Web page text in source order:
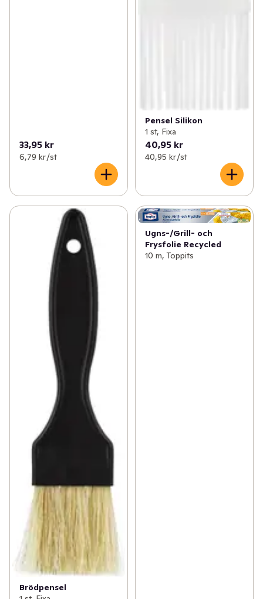
33,95 kr
6,79 kr /st
Pensel Silikon
1 st, Fixa
40,95 kr
40,95 kr /st
Brödpensel
Ugns-/Grill- och
Frysfolie Recycled
10 m, Toppits